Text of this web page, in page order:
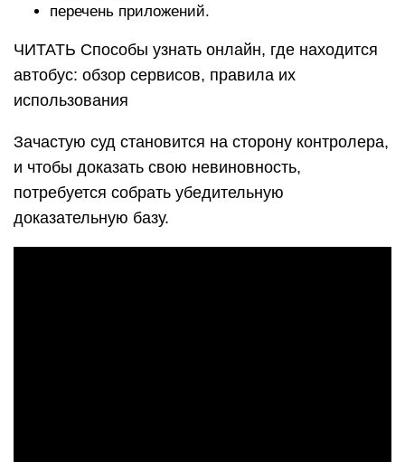
перечень приложений.
ЧИТАТЬ Способы узнать онлайн, где находится
автобус: обзор сервисов, правила их
использования
Зачастую суд становится на сторону контролера,
и чтобы доказать свою невиновность,
потребуется собрать убедительную
доказательную базу.